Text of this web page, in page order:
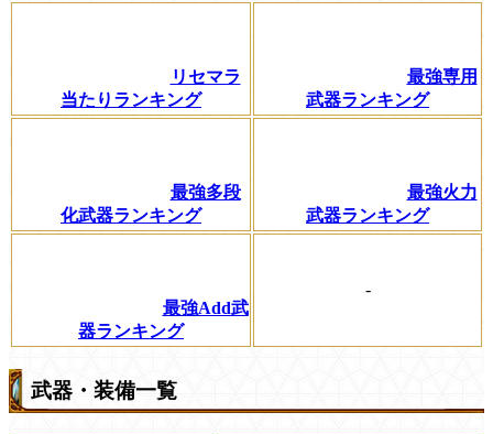
リセマラ
当たりランキング
最強専用
武器ランキング
最強多段
化武器ランキング
最強火力
武器ランキング
最強Add武
器ランキング
-
武器・装備一覧